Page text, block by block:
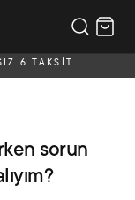
6 TAKSİT
sorun